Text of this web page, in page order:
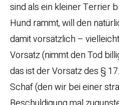
sind als ein kleiner Terrier
Hund rammt, will den
damit vorsätzlich –
Vorsatz (nimmt den Tod
das ist der Vorsatz des §
Schaf (den wir bei einer